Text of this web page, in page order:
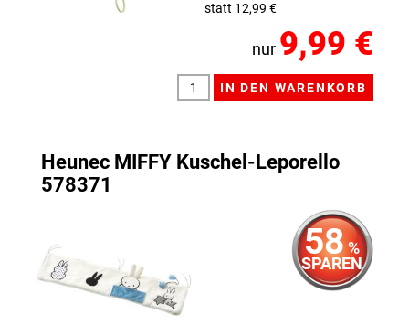
statt 12,99 €
nur 9,99 €
Heunec MIFFY Kuschel-Leporello
578371
58 %
SPAREN